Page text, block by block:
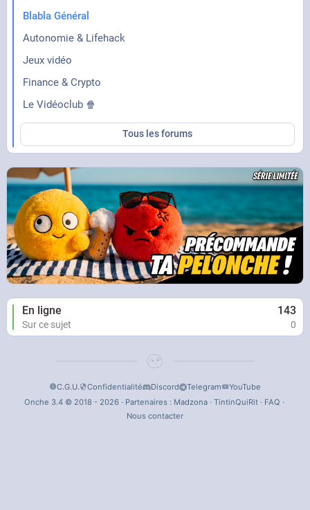
Blabla Général
Autonomie & Lifehack
Jeux vidéo
Finance & Crypto
Le Vidéoclub 🍿
Tous les forums
En ligne 143
Sur ce sujet 0
C.G.U. Confidentialité Discord Telegram
YouTube
Onche 3.4 © 2018 - 2026 · Partenaires : Madzona· TintinQuiRit· FAQ ·
Nous contacter